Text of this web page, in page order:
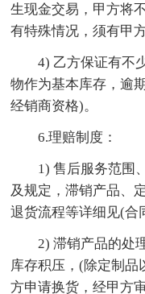
生现金交易，甲方将
有特殊情况，须有甲
4) 乙方保证有不
物作为基本库存，逾
经销商资格)。
6.理赔制度：
1) 售后服务范围
及规定，滞销产品、
退货流程等详细见(合
2) 滞销产品的处
库存积压，(除定制品
方申请换货，经甲方